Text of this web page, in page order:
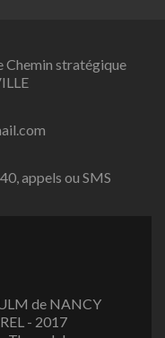
stratégique
appels ou SMS
de NANCY
- 2017